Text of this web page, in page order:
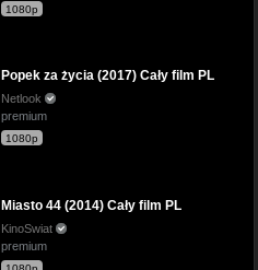
1080p
Popek za życia (2017) Cały film PL
Netlook
premium
1080p
Miasto 44 (2014) Cały film PL
KinoSwiat
premium